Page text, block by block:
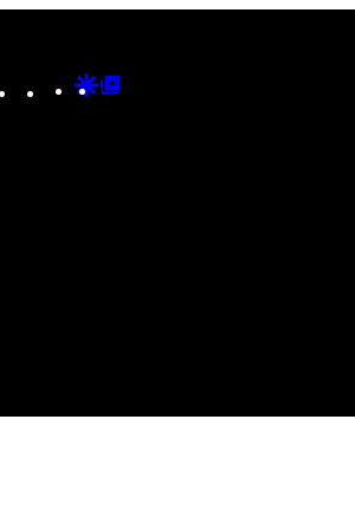
Instagram
TikTokYouTube
Google